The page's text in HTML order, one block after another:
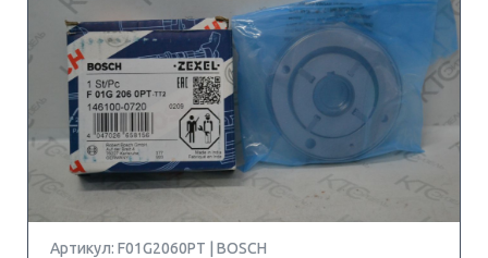
Артикул: F01G2060PT | BOSCH